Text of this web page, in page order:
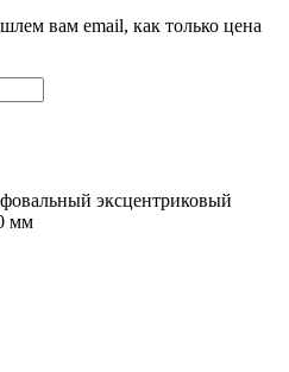
вам email, как только цена
эксцентриковый
мм